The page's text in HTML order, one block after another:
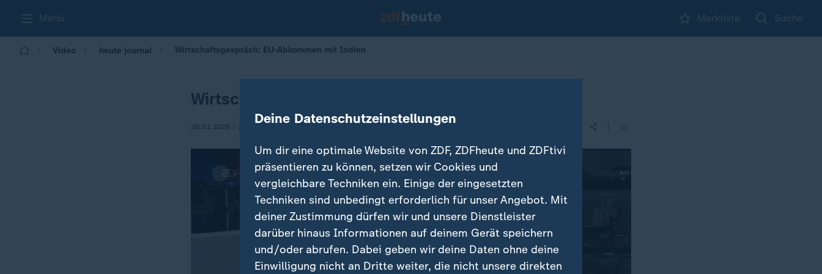
Menü Merkliste Suche
Video heute journal Wirtschaftsgespräch: EU-Abkommen mit Indien
Wirtschaftsgespräch: EU-Abkommen mit Indien
26.01.2026 | 21:45 Deine Datenschutzeinstellungen
Um dir eine optimale Website von ZDF, ZDFheute und ZDFtivi
präsentieren zu können, setzen wir Cookies und
vergleichbare Techniken ein. Einige der eingesetzten
Techniken sind unbedingt erforderlich für unser Angebot. Mit
deiner Zustimmung dürfen wir und unsere Dienstleister
darüber hinaus Informationen auf deinem Gerät speichern
und/oder abrufen. Dabei geben wir deine Daten ohne deine
Einwilligung nicht an Dritte weiter, die nicht unsere direkten